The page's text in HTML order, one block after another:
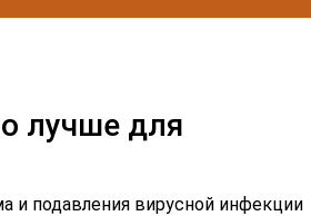
лучше для
и подавления вирусной инфекции